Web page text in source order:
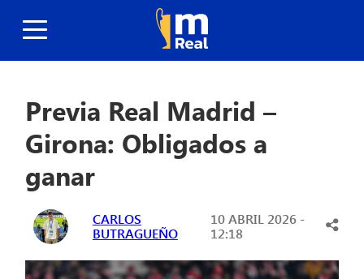
Previa Real Madrid –
Girona: Obligados a
ganar
CARLOS
BUTRAGUEÑO
10 ABRIL 2026 -
12:18